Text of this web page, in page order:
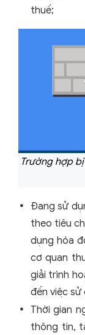
thuế;
Trường hợp
Đang sử
theo tiêu
dụng hóa
cơ quan
giải trình
đến việc
Thời gian
thông tin,